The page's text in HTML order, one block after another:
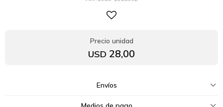
USD 28,00
Envíos